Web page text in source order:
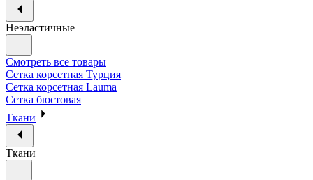
Неэластичные
Смотреть все товары
Сетка корсетная Турция
Сетка корсетная Lauma
Сетка бюстовая
Ткани
Ткани